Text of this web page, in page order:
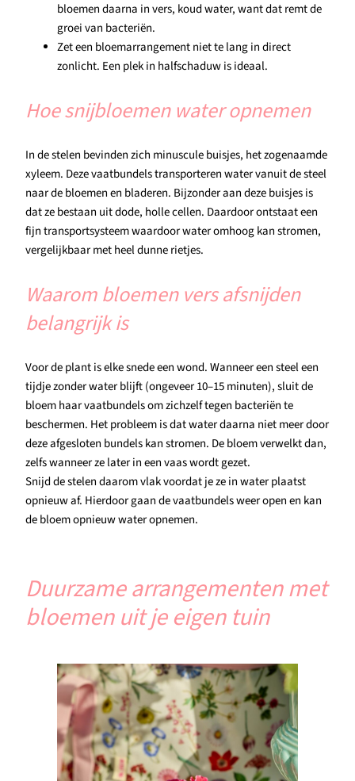
bloemen daarna in vers, koud water, want dat remt de
groei van bacteriën.
Zet een bloemarrangement niet te lang in direct
zonlicht. Een plek in halfschaduw is ideaal.
Hoe snijbloemen water opnemen
In de stelen bevinden zich minuscule buisjes, het zogenaamde
xyleem. Deze vaatbundels transporteren water vanuit de steel
naar de bloemen en bladeren. Bijzonder aan deze buisjes is
dat ze bestaan uit dode, holle cellen. Daardoor ontstaat een
fijn transportsysteem waardoor water omhoog kan stromen,
vergelijkbaar met heel dunne rietjes.
Waarom bloemen vers afsnijden
belangrijk is
Voor de plant is elke snede een wond. Wanneer een steel een
tijdje zonder water blijft (ongeveer 10–15 minuten), sluit de
bloem haar vaatbundels om zichzelf tegen bacteriën te
beschermen. Het probleem is dat water daarna niet meer door
deze afgesloten bundels kan stromen. De bloem verwelkt dan,
zelfs wanneer ze later in een vaas wordt gezet.
Snijd de stelen daarom vlak voordat je ze in water plaatst
opnieuw af. Hierdoor gaan de vaatbundels weer open en kan
de bloem opnieuw water opnemen.
Duurzame arrangementen met
bloemen uit je eigen tuin